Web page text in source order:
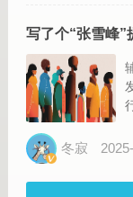
写了个“张雪峰”
冬寂